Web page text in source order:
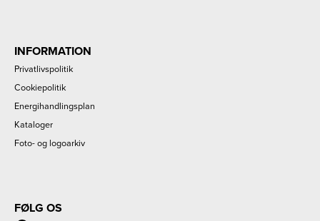
INFORMATION
Privatlivspolitik
Cookiepolitik
Energihandlingsplan
Kataloger
Foto- og logoarkiv
FØLG OS